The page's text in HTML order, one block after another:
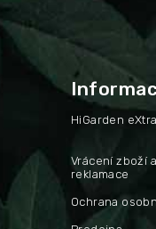
HiGarden eXtra
Vrácení zboží a
reklamace
Ochrana